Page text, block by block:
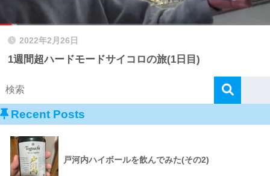
2022年2月26日
1週間超ハードモードサイコロの旅(1日目)
Recent Posts
戸河内ハイボールを飲んでみた(その2)